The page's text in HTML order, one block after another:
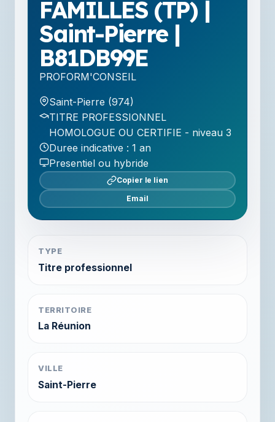
FAMILLES (TP) |
Saint-Pierre |
B81DB99E
PROFORM'CONSEIL
Saint-Pierre (974)
TITRE PROFESSIONNEL
HOMOLOGUE OU CERTIFIE - niveau 3
Duree indicative : 1 an
Presentiel ou hybride
Copier le lien
Email
TYPE
Titre professionnel
TERRITOIRE
La Réunion
VILLE
Saint-Pierre